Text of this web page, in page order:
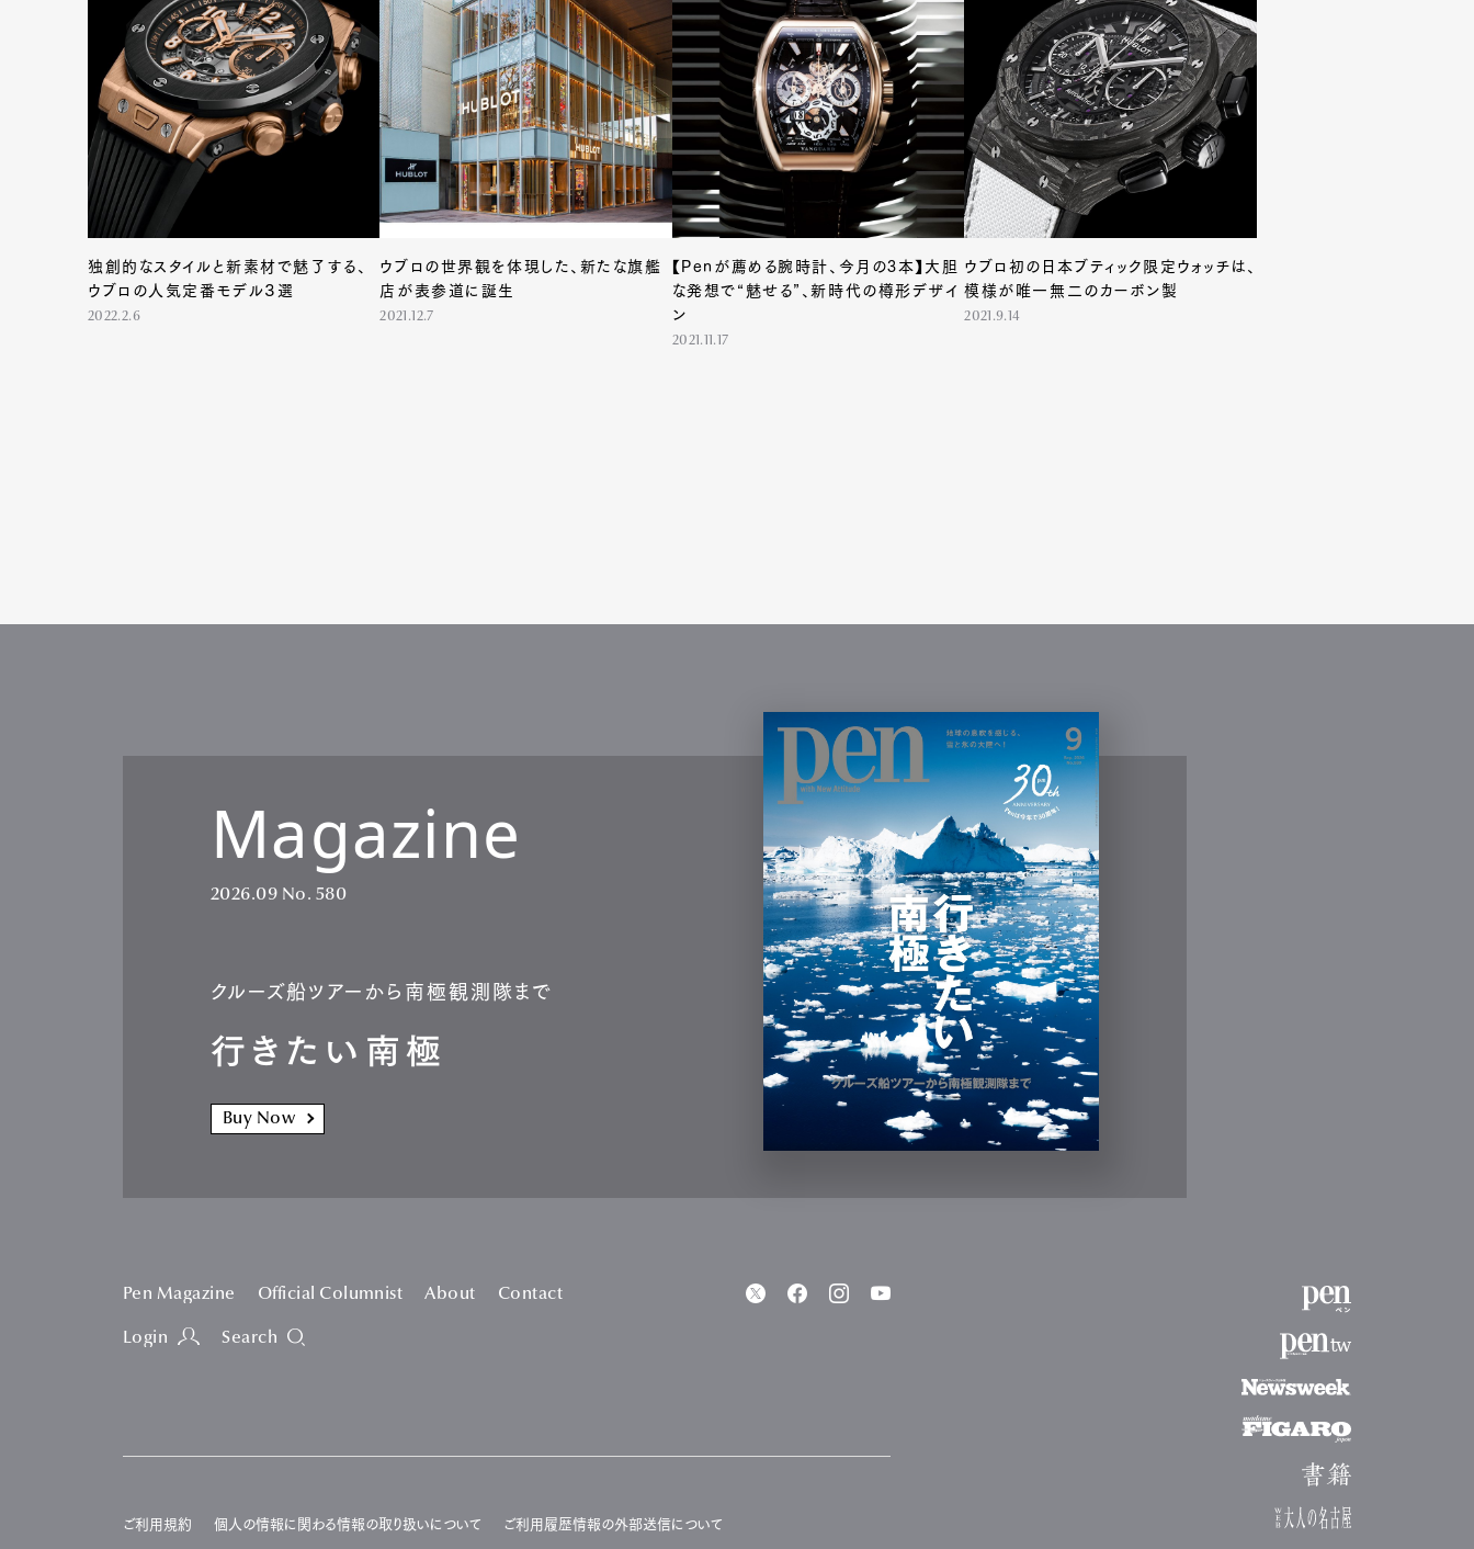
Pen Membership Magazine Official Columnist About Contact
Pen Meet Pen international Pen tw
独創的なスタイルと新素材で魅了する、
ウブロの人気定番モデル３選
2022.2.6
ウブロの世界観を体現した、新たな旗艦
店が表参道に誕生
2021.12.7
【Penが薦める腕時計、今月の3本】大胆
な発想で“魅せる”、新時代の樽形デザイ
ン
2021.11.17
ウブロ初の日本ブティック限定ウォッチは、
模様が唯一無二のカーボン製
2021.9.14
Magazine
2026.09 No. 580
クルーズ船ツアーから南極観測隊まで
行きたい南極
Buy Now
Pen Magazine Official Columnist About Contact
Login Search
ご利用規約 個人の情報に関わる情報の取り扱いについて ご利用履歴情報の外部送信について